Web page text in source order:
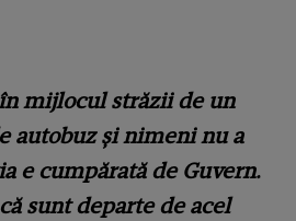
mijlocul străzii de un
autobuz și nimeni nu a
e cumpărată de Guvern.
sunt departe de acel